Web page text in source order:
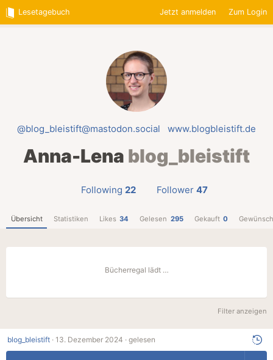
Lesetagebuch Jetzt anmelden Zum Login
@blog_bleistift@mastodon.social www.blogbleistift.de
Anna-Lena blog_bleistift
Following 22 Follower 47
Übersicht Statistiken Likes 34 Gelesen 295 Gekauft 0
Bücherregal lädt …
Filter anzeigen
blog_bleistift · 13. Dezember 2024 · gelesen